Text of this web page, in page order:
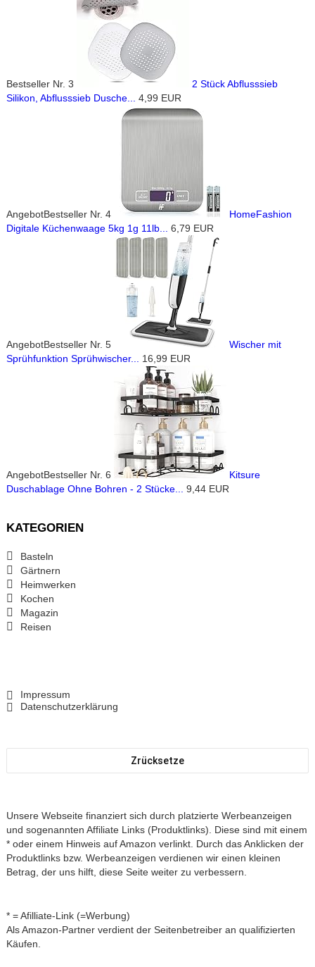
Bestseller Nr. 3
2 Stück Abflusssieb
Silikon, Abflusssieb Dusche...
4,99 EUR
AngebotBestseller Nr. 4
HomeFashion
Digitale Küchenwaage 5kg 1g 11lb...
6,79 EUR
AngebotBestseller Nr. 5
Wischer mit
Sprühfunktion Sprühwischer...
16,99 EUR
AngebotBestseller Nr. 6
Kitsure
Duschablage Ohne Bohren - 2 Stücke...
9,44 EUR
KATEGORIEN
Basteln
Gärtnern
Heimwerken
Kochen
Magazin
Reisen
Impressum
Datenschutzerklärung
Zrücksetze
Unsere Webseite finanziert sich durch platzierte Werbeanzeigen
und sogenannten Affiliate Links (Produktlinks). Diese sind mit einem
* oder einem Hinweis auf Amazon verlinkt. Durch das Anklicken der
Produktlinks bzw. Werbeanzeigen verdienen wir einen kleinen
Betrag, der uns hilft, diese Seite weiter zu verbessern.
* = Afilliate-Link (=Werbung)
Als Amazon-Partner verdient der Seitenbetreiber an qualifizierten
Käufen.